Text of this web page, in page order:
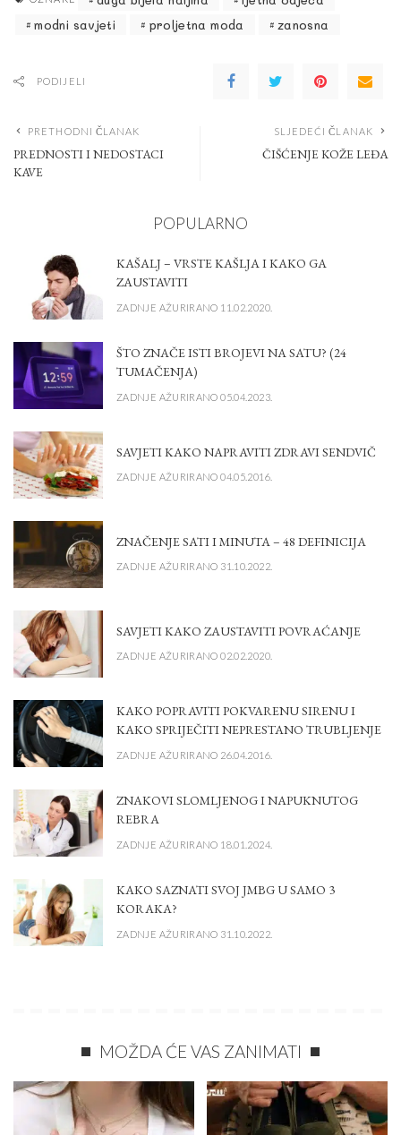
modni savjeti
proljetna moda zanosna
PODIJELI
PRETHODNI ČLANAK
PREDNOSTI I NEDOSTACI
KAVE
SLJEDEĆI ČLANAK
ČIŠĆENJE KOŽE LEĐA
POPULARNO
KAŠALJ – VRSTE KAŠLJA I KAKO GA
ZAUSTAVITI
ZADNJE AŽURIRANO 11.02.2020.
ŠTO ZNAČE ISTI BROJEVI NA SATU? (24
TUMAČENJA)
ZADNJE AŽURIRANO 05.04.2023.
SAVJETI KAKO NAPRAVITI ZDRAVI SENDVIČ
ZADNJE AŽURIRANO 04.05.2016.
ZNAČENJE SATI I MINUTA – 48 DEFINICIJA
ZADNJE AŽURIRANO 31.10.2022.
SAVJETI KAKO ZAUSTAVITI POVRAĆANJE
ZADNJE AŽURIRANO 02.02.2020.
KAKO POPRAVITI POKVARENU SIRENU I
KAKO SPRIJEČITI NEPRESTANO TRUBLJENJE
ZADNJE AŽURIRANO 26.04.2016.
ZNAKOVI SLOMLJENOG I NAPUKNUTOG
REBRA
ZADNJE AŽURIRANO 18.01.2024.
KAKO SAZNATI SVOJ JMBG U SAMO 3
KORAKA?
ZADNJE AŽURIRANO 31.10.2022.
MOŽDA ĆE VAS ZANIMATI